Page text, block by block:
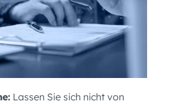
Lassen Sie sich nicht von